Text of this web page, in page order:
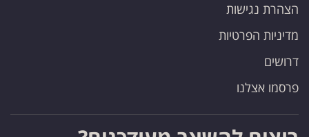
הצהרת נגישות
מדיניות הפרטיות
דרושים
פרסמו אצלנו